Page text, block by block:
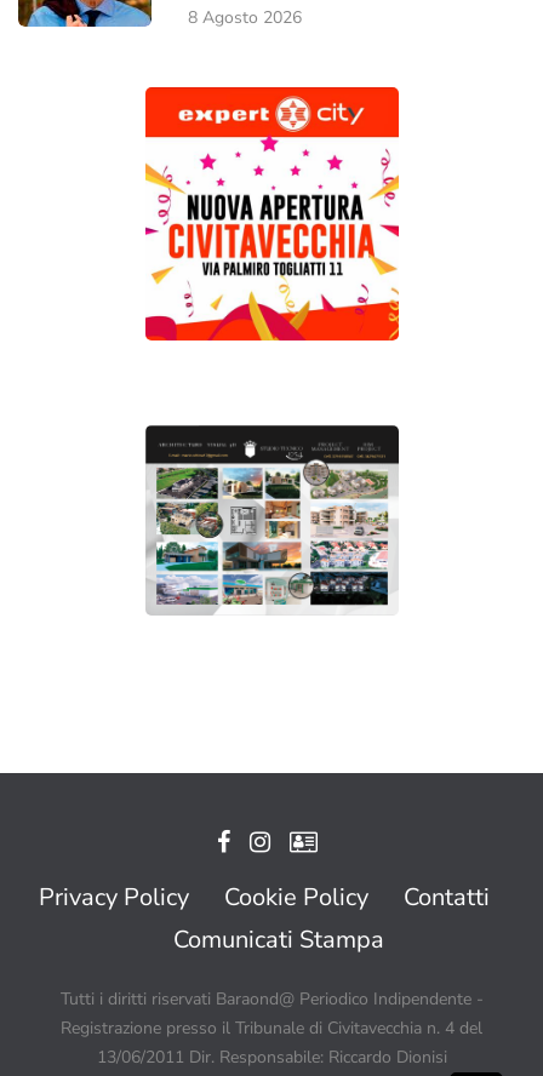
8 Agosto 2026
Privacy Policy Cookie Policy
Contatti
Comunicati Stampa
Tutti i diritti riservati Baraond@ Periodico Indipendente -
Registrazione presso il Tribunale di Civitavecchia n. 4 del
13/06/2011 Dir. Responsabile: Riccardo Dionisi